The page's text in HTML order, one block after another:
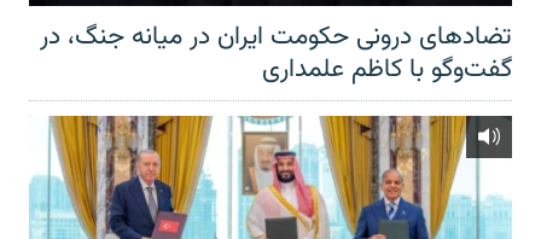
تضادهای درونی حکومت ایران در میانه جنگ، در
گفت‌‌وگو با کاظم علمداری